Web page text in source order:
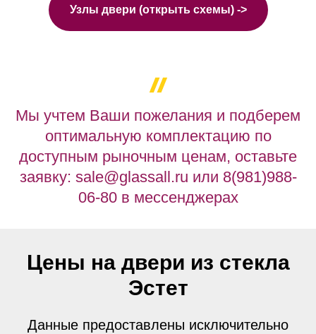
Узлы двери (открыть схемы) ->
Мы учтем Ваши пожелания и подберем
оптимальную комплектацию по
доступным рыночным ценам, оставьте
заявку: sale@glassall.ru или 8(981)988-
06-80 в мессенджерах
Цены на двери из стекла
Эстет
Данные предоставлены исключительно